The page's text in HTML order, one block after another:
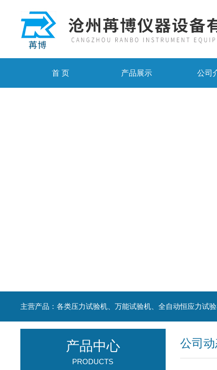
首 页 产品展示 公司
主营产品：各类压力试验机、万能试验机、全自动恒应力试
公司
产品中心
PRODUCTS